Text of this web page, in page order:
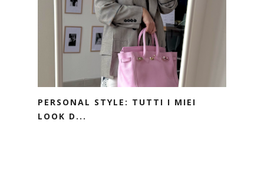
PERSONAL STYLE: TUTTI I MIEI
LOOK D...